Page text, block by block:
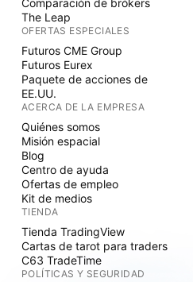
Comparación de brókers
The Leap
OFERTAS ESPECIALES
Futuros CME Group
Futuros Eurex
Paquete de acciones de
EE.UU.
ACERCA DE LA EMPRESA
Quiénes somos
Misión espacial
Blog
Centro de ayuda
Ofertas de empleo
Kit de medios
TIENDA
Tienda TradingView
Cartas de tarot para traders
C63 TradeTime
POLÍTICAS Y SEGURIDAD